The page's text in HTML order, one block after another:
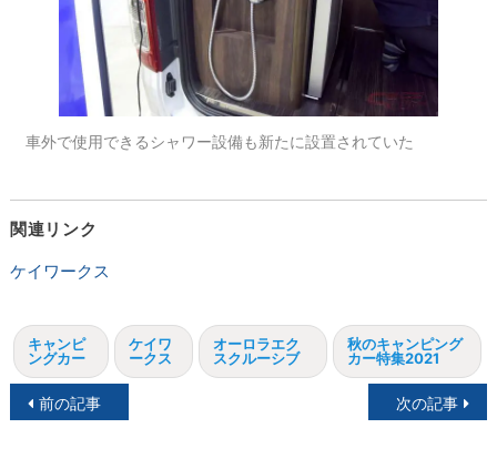
車外で使用できるシャワー設備も新たに設置されていた
関連リンク
ケイワークス
キャンピ
ングカー
ケイワ
ークス
オーロラエク
スクルーシブ
秋のキャンピング
カー特集2021
投前の記事 次の記事